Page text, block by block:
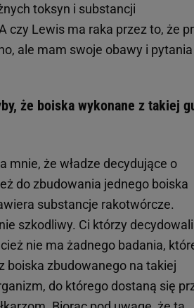
toksyn i substancji
czy Lewis ma raka przez to, że
ale mam swoje obawy i
że boiska wykonane z takiej
mnie, że władze decydujące o
do zbudowania jednego boiska
substancje rakotwórcze.
szkodliwy. Ci którzy decydowali
nie ma żadnego badania,
boiska zbudowanego na takiej
do którego dostaną się